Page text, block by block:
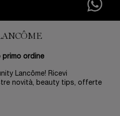
primo ordine
Lancôme! Ricevi
novità, beauty tips, offerte